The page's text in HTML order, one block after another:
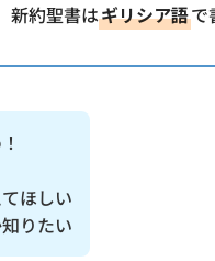
新約聖書はギリシア語で
ほしい
りたい